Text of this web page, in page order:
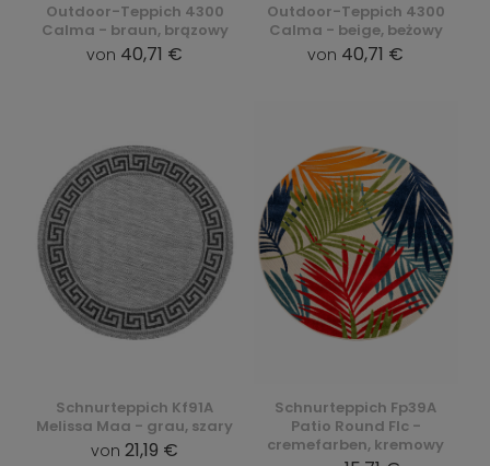
Outdoor-Teppich 4300
Calma - braun, brązowy
von 40,71 €
Outdoor-Teppich 4300
Calma - beige, beżowy
von 40,71 €
Schnurteppich Kf91A
Melissa Maa - grau, szary
von 21,19 €
Schnurteppich Fp39A
Patio Round Flc -
cremefarben, kremowy